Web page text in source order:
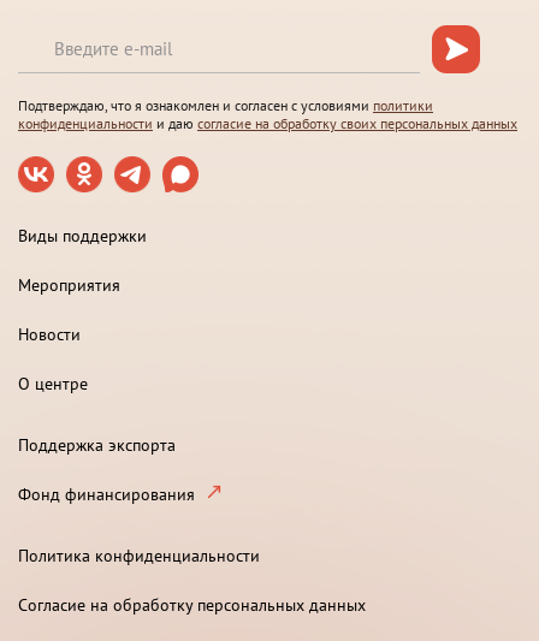
Подтверждаю, что я ознакомлен и согласен с условиями политики
конфиденциальности и даю согласие на обработку своих персональных данных
Виды поддержки
Мероприятия
Новости
О центре
Поддержка экспорта
Фонд финансирования
Политика конфиденциальности
Согласие на обработку персональных данных